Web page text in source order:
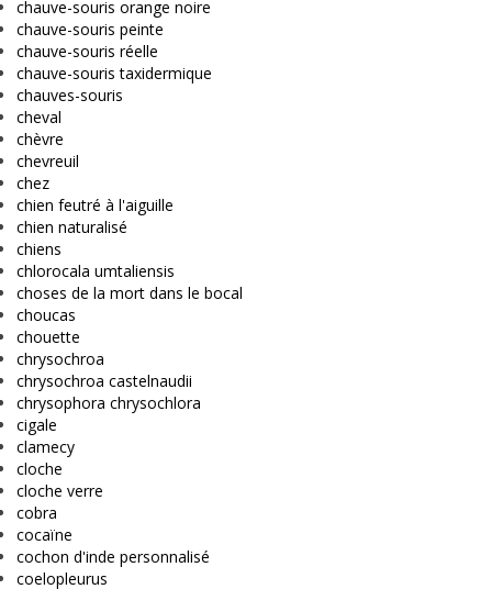
chauve-souris orange noire
chauve-souris peinte
chauve-souris réelle
chauve-souris taxidermique
chauves-souris
cheval
chèvre
chevreuil
chez
chien feutré à l'aiguille
chien naturalisé
chiens
chlorocala umtaliensis
choses de la mort dans le bocal
choucas
chouette
chrysochroa
chrysochroa castelnaudii
chrysophora chrysochlora
cigale
clamecy
cloche
cloche verre
cobra
cocaïne
cochon d'inde personnalisé
coelopleurus